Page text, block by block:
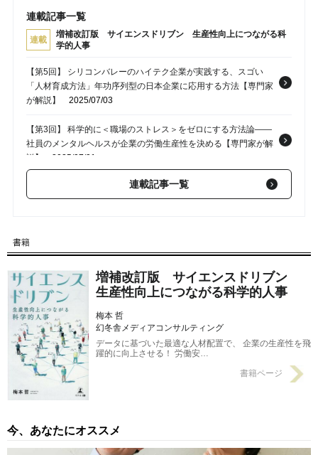
連載記事一覧
連載
増補改訂版 サイエンスドリブン 生産性向上につながる科
学的人事
【第5回】 シリコンバレーのハイテク企業が実践する、スゴい
「人材育成方法」年功序列型の日本企業に応用する方法【専門家
が解説】
2025/07/03
【第3回】 科学的に＜職場のストレス＞をゼロにする方法論――
社員のメンタルヘルスが企業の労働生産性を決める【専門家が解
説】
2025/07/01
【第2回】 日本と海外企業、「人事部」の機能がまったく違っ
た！労働生産性「先進国最下位」の日本に必要な「先進諸外国人
【第1回】 日本の労働生産性「主要先進7ヵ国」最下位、約55年
間キープ。考えられる、いくつかの要因【専門家が解説】
2025/06/29
連載記事一覧
書籍
増補改訂版 サイエンスドリブン
生産性向上につながる科学的人事
梅本 哲
幻冬舎メディアコンサルティング
データに基づいた最適な人材配置で、 企業の生産性を飛
躍的に向上させる！ 労働安…
書籍ページ
今、あなたにオススメ